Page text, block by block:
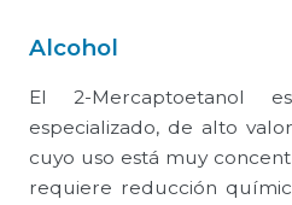
Alcohol
El 2-Mercaptoetanol
especializado, de alto
cuyo uso está muy
requiere reducción